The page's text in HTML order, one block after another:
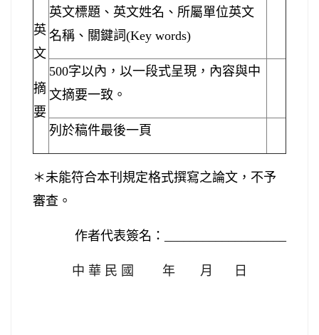
英
文
摘
要
英文標題、英文姓名、所屬單位英文
名稱、關鍵詞(Key words)
500字以內，以一段式呈現，內容與中
文摘要一致。
列於稿件最後一頁
＊未能符合本刊規定格式撰寫之論文，不予
審查。
作者代表簽名：
中 華 民 國 年 月 日